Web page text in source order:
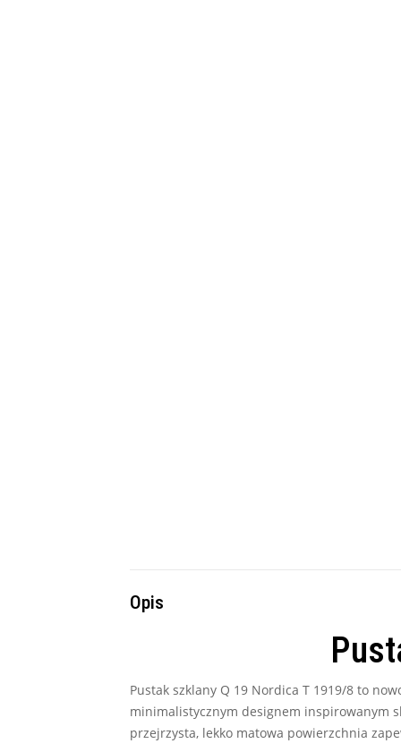
Opis
Pustak szklany Q 19 Nordica T 1919/8 to
minimalistycznym designem inspirowanym
przejrzysta, lekko matowa powierzchnia